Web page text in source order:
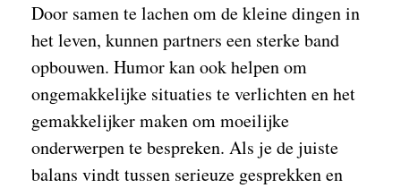
Door samen te lachen om de kleine dingen in
het leven, kunnen partners een sterke band
opbouwen. Humor kan ook helpen om
ongemakkelijke situaties te verlichten en het
gemakkelijker maken om moeilijke
onderwerpen te bespreken. Als je de juiste
balans vindt tussen serieuze gesprekken en